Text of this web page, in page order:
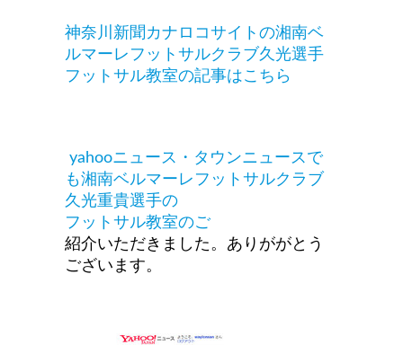
神奈川新聞カナロコサイトの湘南ベ
ルマーレフットサルクラブ久光選手
フットサル教室の記事はこちら
yahooニュース・タウンニュースで
も湘南ベルマーレフットサルクラブ
久光重貴選手の
フットサル教室のご
紹介いただきました。ありががとう
ございます。